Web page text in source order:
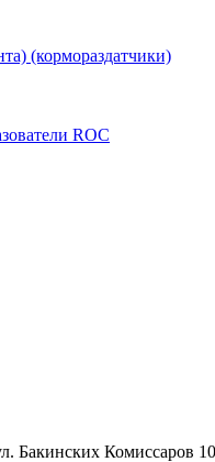
(кормораздатчики)
ROC
Бакинских Комиссаров